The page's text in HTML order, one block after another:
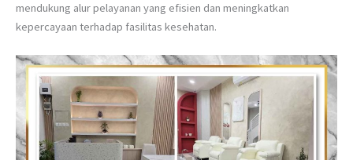
mendukung alur pelayanan yang efisien dan meningkatkan
kepercayaan terhadap fasilitas kesehatan.